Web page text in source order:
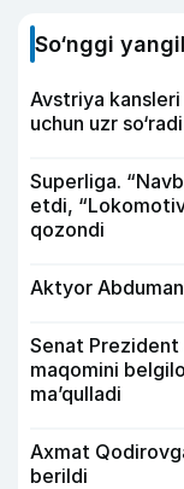
So‘nggi
Avstriya
uchun uzr so‘radi
Superliga.
etdi,
qozondi
Aktyor
Senat
maqomini
ma’qulladi
Axmat
berildi